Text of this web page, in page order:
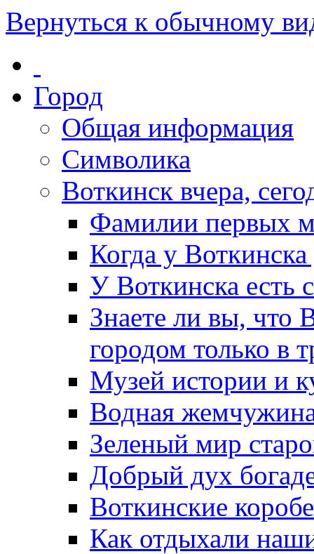
Вернуться к обычному
Город
Общая информация
Символика
Воткинск вчера,
Фамилии первых
Когда у
У Воткинска есть
Знаете ли вы, что
городом только в
Музей истории и
Водная
Зеленый мир
Добрый дух
Воткинские
Как отдыхали